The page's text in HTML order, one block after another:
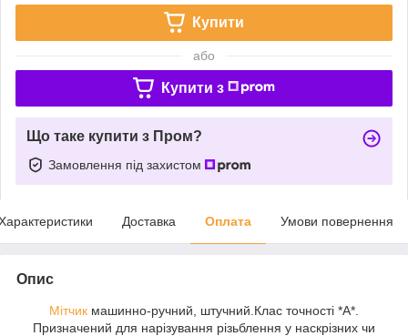
Купити
або
Купити з
Що таке купити з Пром?
Замовлення під захистом
Доставка Оплата Умови повернення
Опис
Мітчик машинно-ручний, штучний.Клас точності *А*.
Призначений для нарізування різьблення у наскрізних чи